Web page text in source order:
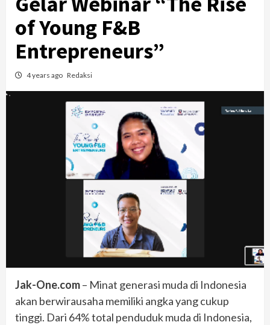
of Young F&B
Entrepreneurs”
4 years ago Redaksi
Jak-One.com– Minat generasi muda di Indonesia
akan berwirausaha memiliki angka yang cukup
tinggi. Dari 64% total penduduk muda di Indonesia,